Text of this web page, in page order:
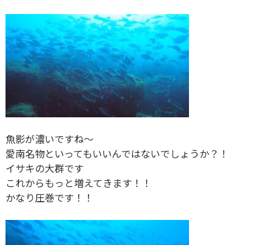
魚影が濃いですね～
愛南名物といってもいいんではないでしょうか？！
イサキの大群です
これからもっと増えてきます！！
かなり圧巻です！！